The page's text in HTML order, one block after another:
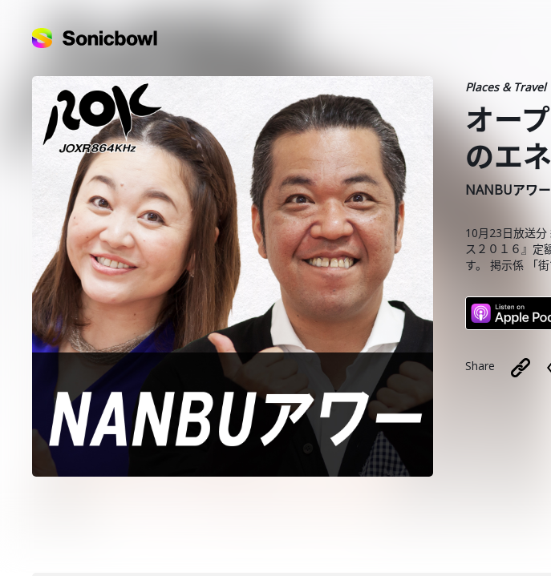
Places & Travel
オー
のエ
NANBUアワー
10月23日放送
ス２０１６』定
す。 掲示係 「
Share